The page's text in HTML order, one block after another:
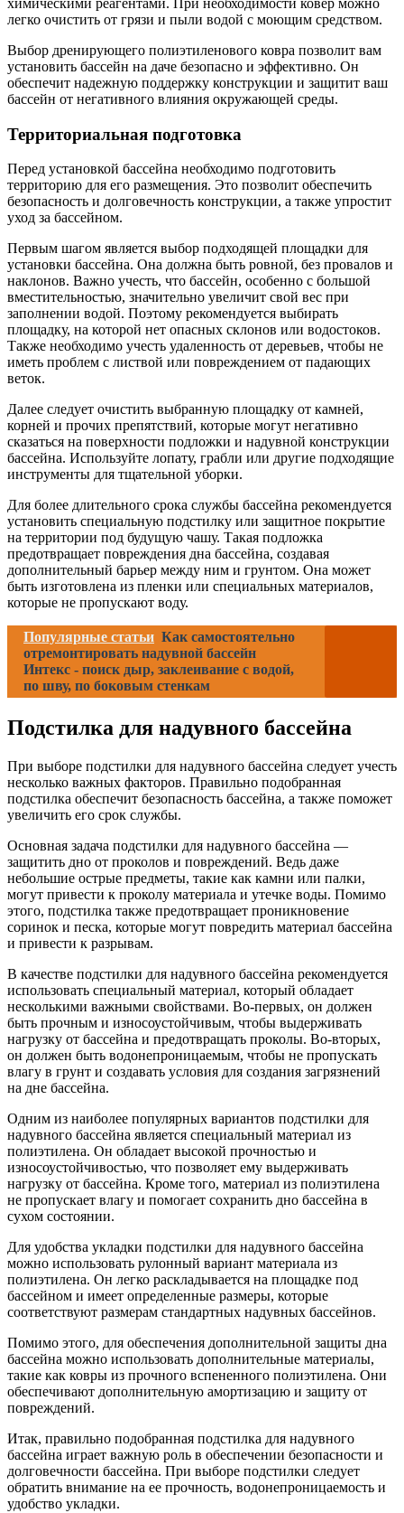
легко очистить от грязи и пыли водой с моющим средством.
Выбор дренирующего полиэтиленового ковра позволит вам
установить бассейн на даче безопасно и эффективно. Он
обеспечит надежную поддержку конструкции и защитит ваш
бассейн от негативного влияния окружающей среды.
Территориальная подготовка
Перед установкой бассейна необходимо подготовить
территорию для его размещения. Это позволит обеспечить
безопасность и долговечность конструкции, а также упростит
уход за бассейном.
Первым шагом является выбор подходящей площадки для
установки бассейна. Она должна быть ровной, без провалов и
наклонов. Важно учесть, что бассейн, особенно с большой
вместительностью, значительно увеличит свой вес при
заполнении водой. Поэтому рекомендуется выбирать
площадку, на которой нет опасных склонов или водостоков.
Также необходимо учесть удаленность от деревьев, чтобы не
иметь проблем с листвой или повреждением от падающих
веток.
Далее следует очистить выбранную площадку от камней,
корней и прочих препятствий, которые могут негативно
сказаться на поверхности подложки и надувной конструкции
бассейна. Используйте лопату, грабли или другие подходящие
инструменты для тщательной уборки.
Для более длительного срока службы бассейна рекомендуется
установить специальную подстилку или защитное покрытие
на территории под будущую чашу. Такая подложка
предотвращает повреждения дна бассейна, создавая
дополнительный барьер между ним и грунтом. Она может
быть изготовлена из пленки или специальных материалов,
которые не пропускают воду.
Популярные статьи Как самостоятельно
отремонтировать надувной бассейн
Интекс - поиск дыр, заклеивание с водой,
по шву, по боковым стенкам
Подстилка для надувного бассейна
При выборе подстилки для надувного бассейна следует учесть
несколько важных факторов. Правильно подобранная
подстилка обеспечит безопасность бассейна, а также поможет
увеличить его срок службы.
Основная задача подстилки для надувного бассейна —
защитить дно от проколов и повреждений. Ведь даже
небольшие острые предметы, такие как камни или палки,
могут привести к проколу материала и утечке воды. Помимо
этого, подстилка также предотвращает проникновение
соринок и песка, которые могут повредить материал бассейна
и привести к разрывам.
В качестве подстилки для надувного бассейна рекомендуется
использовать специальный материал, который обладает
несколькими важными свойствами. Во-первых, он должен
быть прочным и износоустойчивым, чтобы выдерживать
нагрузку от бассейна и предотвращать проколы. Во-вторых,
он должен быть водонепроницаемым, чтобы не пропускать
влагу в грунт и создавать условия для создания загрязнений
на дне бассейна.
Одним из наиболее популярных вариантов подстилки для
надувного бассейна является специальный материал из
полиэтилена. Он обладает высокой прочностью и
износоустойчивостью, что позволяет ему выдерживать
нагрузку от бассейна. Кроме того, материал из полиэтилена
не пропускает влагу и помогает сохранить дно бассейна в
сухом состоянии.
Для удобства укладки подстилки для надувного бассейна
можно использовать рулонный вариант материала из
полиэтилена. Он легко раскладывается на площадке под
бассейном и имеет определенные размеры, которые
соответствуют размерам стандартных надувных бассейнов.
Помимо этого, для обеспечения дополнительной защиты дна
бассейна можно использовать дополнительные материалы,
такие как ковры из прочного вспененного полиэтилена. Они
обеспечивают дополнительную амортизацию и защиту от
повреждений.
Итак, правильно подобранная подстилка для надувного
бассейна играет важную роль в обеспечении безопасности и
долговечности бассейна. При выборе подстилки следует
обратить внимание на ее прочность, водонепроницаемость и
удобство укладки.